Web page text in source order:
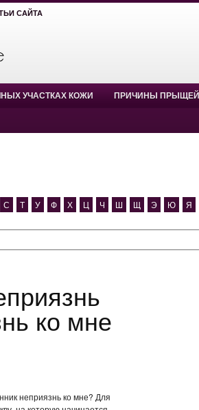
САЙТА
УЧАСТКАХ КОЖИ ПРИЧИНЫ ПРЫЩЕЙ
С Т У Ф Х Ц Ч Ш Щ Э Ю Я
ко мне
неприязнь ко мне? Для